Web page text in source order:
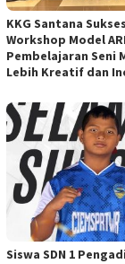
KKG Santana
Workshop Model
Pembelajaran Seni
Lebih Kreatif dan
Siswa SDN 1